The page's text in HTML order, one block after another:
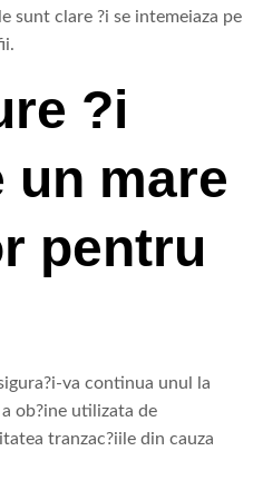
sunt clare ?i se intemeiaza pe
?i
un mare
pentru
va continua unul la
ob?ine utilizata de
tranzac?iile din cauza